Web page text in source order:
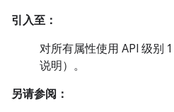
引入至：
对所有属性使用 API 级别
说明）。
另请参阅：